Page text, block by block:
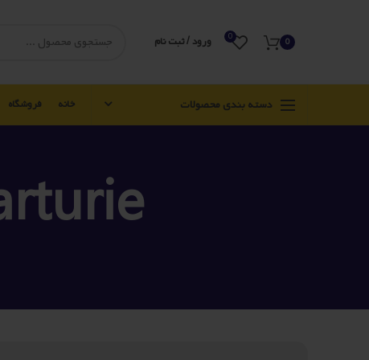
ورود / ثبت نام 0 0
دسته بندی محصولات خانه فروشگاه